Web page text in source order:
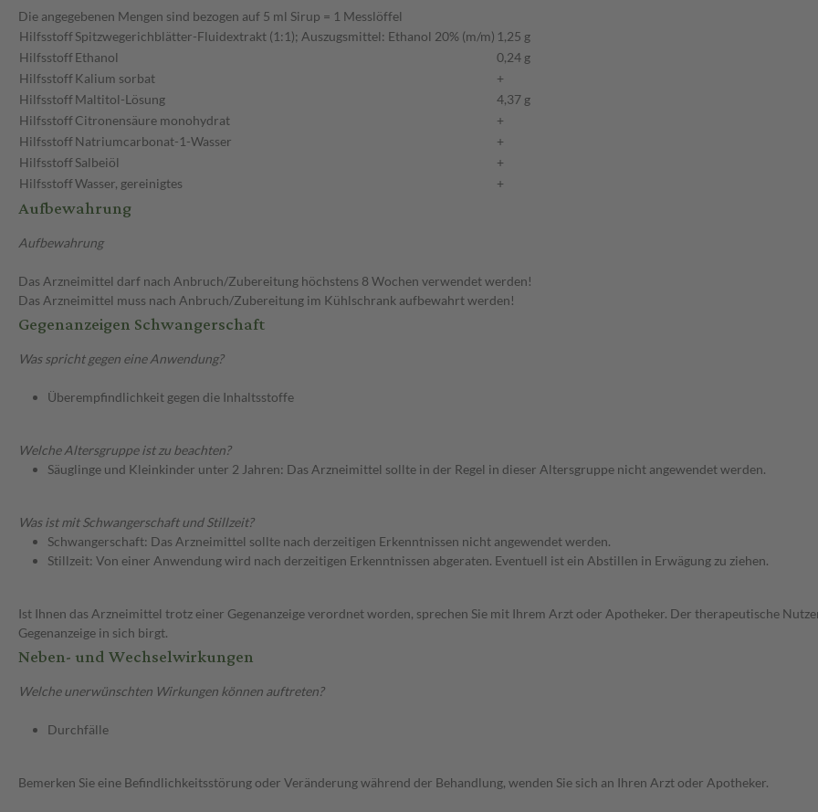
Die angegebenen Mengen sind bezogen auf 5 ml Sirup = 1 Messlöffel
HilfsstoffSpitzwegerichblätter-Fluidextrakt (1:1); Auszugsmittel: Ethanol 20% (m/m) 1,25 g
HilfsstoffEthanol
0,24 g
HilfsstoffKalium sorbat
+
HilfsstoffMaltitol-Lösung
4,37 g
HilfsstoffCitronensäure monohydrat
+
HilfsstoffNatriumcarbonat-1-Wasser
+
HilfsstoffSalbeiöl
+
HilfsstoffWasser, gereinigtes +
Aufbewahrung
Aufbewahrung
Das Arzneimittel darf nach Anbruch/Zubereitung höchstens 8 Wochen verwendet werden!
Das Arzneimittel muss nach Anbruch/Zubereitung im Kühlschrank aufbewahrt werden!
Gegenanzeigen Schwangerschaft
Was spricht gegen eine Anwendung?
Überempfindlichkeit gegen die Inhaltsstoffe
Welche Altersgruppe ist zu beachten?
Säuglinge und Kleinkinder unter 2 Jahren: Das Arzneimittel sollte in der Regel in dieser Altersgruppe nicht angewendet werden.
Was ist mit Schwangerschaft und Stillzeit?
Schwangerschaft: Das Arzneimittel sollte nach derzeitigen Erkenntnissen nicht angewendet werden.
Stillzeit: Von einer Anwendung wird nach derzeitigen Erkenntnissen abgeraten. Eventuell ist ein Abstillen in Erwägung zu ziehen.
Ist Ihnen das Arzneimittel trotz einer Gegenanzeige verordnet worden, sprechen Sie mit Ihrem Arzt oder Apotheker. Der therapeutische
Gegenanzeige in sich birgt.
Neben- und Wechselwirkungen
Welche unerwünschten Wirkungen können auftreten?
Durchfälle
Bemerken Sie eine Befindlichkeitsstörung oder Veränderung während der Behandlung, wenden Sie sich an Ihren Arzt oder Apotheker.